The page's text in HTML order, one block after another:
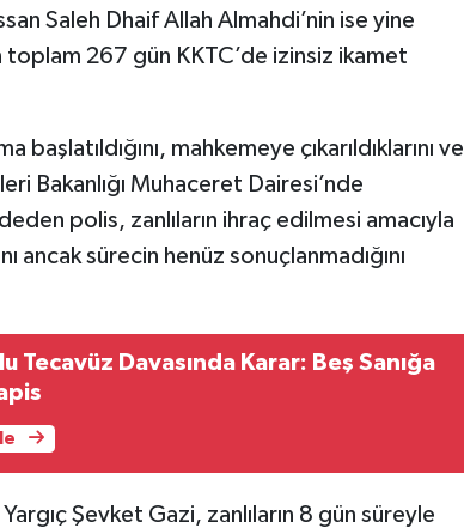
Saleh Dhaif Allah Almahdi’nin ise yine
toplam 267 gün KKTC’de izinsiz ikamet
mahkemeye çıkarıldıklarını ve
Bakanlığı Muhaceret Dairesi’nde
polis, zanlıların ihraç edilmesi amacıyla
ancak sürecin henüz sonuçlanmadığını
Tecavüz Davasında Karar: Beş Sanığa
Şevket Gazi, zanlıların 8 gün süreyle